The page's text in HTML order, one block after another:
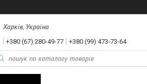
Харків, Україна
+380 (67) 280-49-77 +380 (99) 473-73-64